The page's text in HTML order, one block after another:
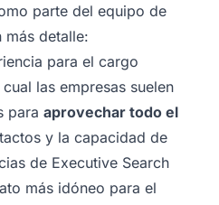
parte del equipo de
más detalle:
para el cargo
las empresas suelen
para aprovechar todo el
y la capacidad de
de Executive Search
más idóneo para el